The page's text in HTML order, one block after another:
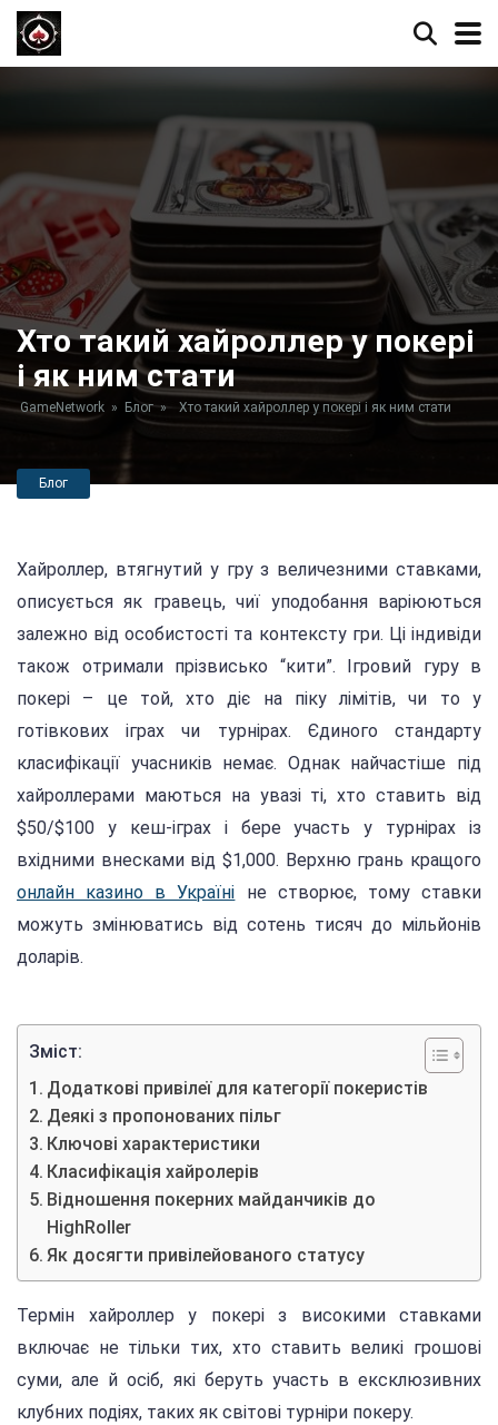
Хто такий хайроллер у покері
і як ним стати
GameNetwork » Блог » Хто такий хайроллер у покері і як ним стати
Блог
Хайроллер, втягнутий у гру з величезними ставками,
описується як гравець, чиї уподобання варіюються
залежно від особистості та контексту гри. Ці індивіди
також отримали прізвисько “кити”. Ігровий гуру в
покері – це той, хто діє на піку лімітів, чи то у
готівкових іграх чи турнірах. Єдиного стандарту
класифікації учасників немає. Однак найчастіше під
хайроллерами маються на увазі ті, хто ставить від
$50/$100 у кеш-іграх і бере участь у турнірах із
вхідними внесками від $1,000. Верхню грань кращого
онлайн казино в Україні не створює, тому ставки
можуть змінюватись від сотень тисяч до мільйонів
доларів.
Зміст:
Додаткові привілеї для категорії покеристів
Деякі з пропонованих пільг
Ключові характеристики
Класифікація хайролерів
Відношення покерних майданчиків до
HighRoller
Як досягти привілейованого статусу
Термін хайроллер у покері з високими ставками
включає не тільки тих, хто ставить великі грошові
суми, але й осіб, які беруть участь в ексклюзивних
клубних подіях, таких як світові турніри покеру.